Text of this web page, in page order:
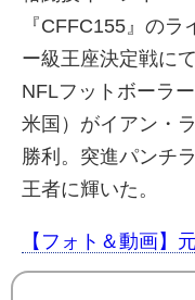
『CFFC155』のラ
ー級王座決定戦に
NFLフットボーラ
米国）がイアン・
勝利。突進パンチ
王者に輝いた。
【フォト＆動画】
ッシュで秒殺KO！